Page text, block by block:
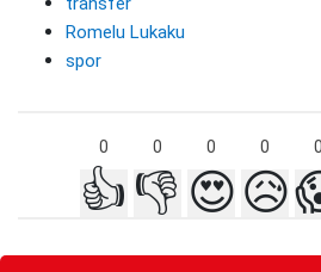
Romelu Lukaku
spor
0 0 0 0 0
👍 👎 😍😥